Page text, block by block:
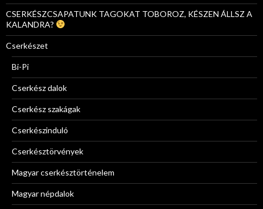
CSERKÉSZCSAPATUNK TAGOKAT TOBOROZ, KÉSZEN ÁLLSZ A
KALANDRA?
Cserkészet
Bi-Pi
Cserkész dalok
Cserkész szakágak
Cserkészinduló
Cserkésztörvények
Magyar cserkésztörténelem
Magyar népdalok